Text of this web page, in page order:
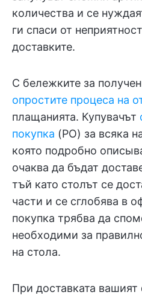
количества и се
ги спаси от
доставките.
С бележките за
опростите процеса на
плащанията. Купувачът
покупка (PO) за всяка
която подробно
очаква да бъдат
тъй като столът се
части и се сглобява в
покупка трябва да
необходими за
на стола.
При доставката